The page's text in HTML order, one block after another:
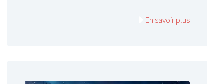
En savoir plus